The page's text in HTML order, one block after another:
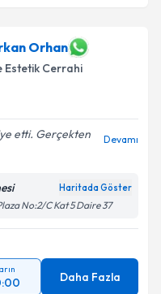
takvimi talebi
almanız için bir
ile bilgilendireceğiz.
ilişkin
Aydınlatma
verilerimin belirtilen
Gönder
Orhan
Estetik Cerrahi
etti. Gerçekten
Devamı
Haritada Göster
No:2/C Kat 5 Daire 37
Daha Fazla